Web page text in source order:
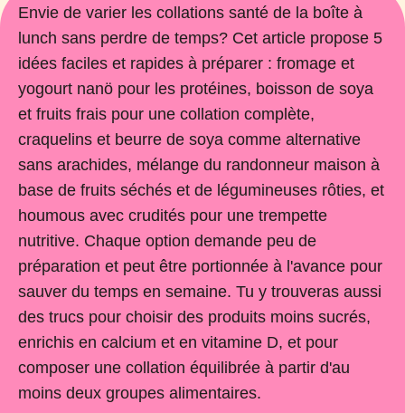
Envie de varier les collations santé de la boîte à
lunch sans perdre de temps? Cet article propose 5
idées faciles et rapides à préparer : fromage et
yogourt nanö pour les protéines, boisson de soya
et fruits frais pour une collation complète,
craquelins et beurre de soya comme alternative
sans arachides, mélange du randonneur maison à
base de fruits séchés et de légumineuses rôties, et
houmous avec crudités pour une trempette
nutritive. Chaque option demande peu de
préparation et peut être portionnée à l'avance pour
sauver du temps en semaine. Tu y trouveras aussi
des trucs pour choisir des produits moins sucrés,
enrichis en calcium et en vitamine D, et pour
composer une collation équilibrée à partir d'au
moins deux groupes alimentaires.